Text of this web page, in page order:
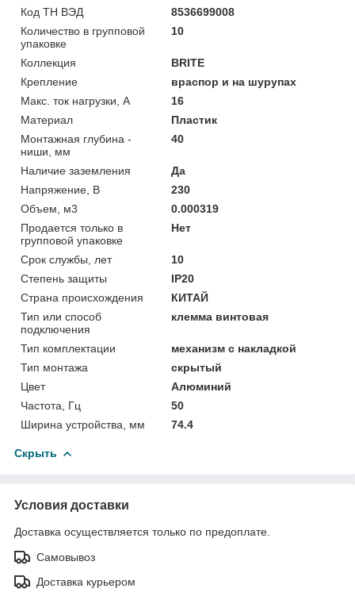
Код ТН ВЭД
8536699008
Количество в групповой
упаковке
10
Коллекция
BRITE
Крепление
враспор и на шурупах
Макс. ток нагрузки, А
16
Материал
Пластик
Монтажная глубина -
ниши, мм
40
Наличие заземления
Да
Напряжение, В
230
Объем, м3
0.000319
Продается только в
групповой упаковке
Нет
Срок службы, лет
10
Степень защиты
IP20
Страна происхождения
КИТАЙ
Тип или способ
подключения
клемма винтовая
Тип комплектации
механизм с накладкой
Тип монтажа
скрытый
Цвет
Алюминий
Частота, Гц
50
Ширина устройства, мм
74.4
Скрыть
Условия доставки
Доставка осуществляется только по предоплате.
Самовывоз
Доставка курьером